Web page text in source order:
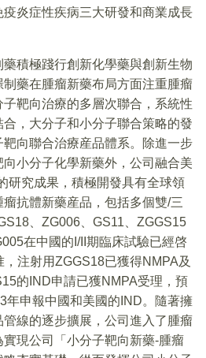
炎症性疾病三大研發和商業成長
積極踐行創新化學藥與創新生物
藥在腫瘤新藥布局方面注重腫瘤
靶向治療的多層次聯合，系統性
，大分子和小分子聯合策略的發
向聯合治療産品體系。除進一步
小分子化學新藥外，公司融合美
研究成果，積極開發具有全球領
抗體新藥産品，包括多個雙/三
、ZG006、GS11、ZGGS15
在中國的I/II期臨床試驗已經啓
注射用ZGGS18已獲得NMPA及
的IND申請已獲NMPA受理，預
年申報中國和美國的IND。隨著擁
線的逐步擴展，公司進入了腫瘤
現公司「小分子靶向新藥-腫瘤